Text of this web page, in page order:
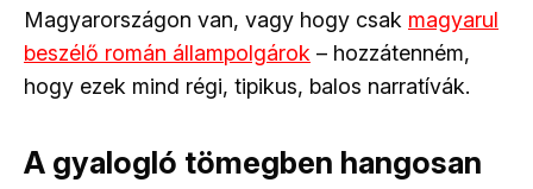
Magyarországon van, vagy hogy csak magyarul
beszélő román állampolgárok – hozzátenném,
hogy ezek mind régi, tipikus, balos narratívák.
A gyalogló tömegben hangosan